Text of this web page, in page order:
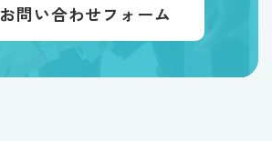
お問い合わせフォーム